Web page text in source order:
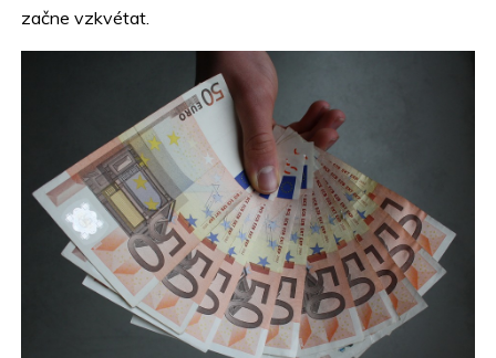
začne vzkvétat.